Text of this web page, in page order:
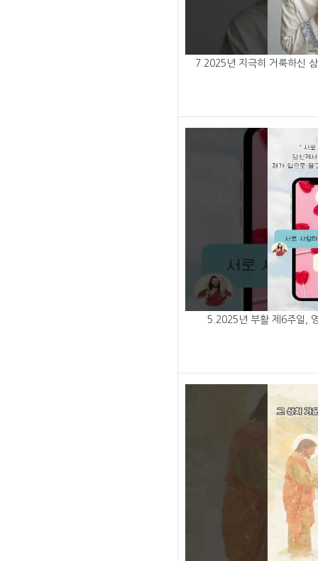
7.2025년 지극히 거룩하신
5.2025년 부활 제6주일,